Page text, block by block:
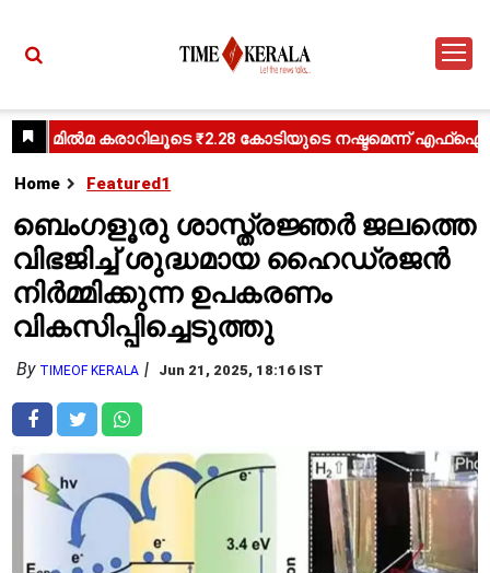
Home Featured1
ബെംഗളൂരു ശാസ്ത്രജ്ഞർ ജലത്തെ
വിഭജിച്ച് ശുദ്ധമായ ഹൈഡ്രജൻ
നിർമ്മിക്കുന്ന ഉപകരണം
വികസിപ്പിച്ചെടുത്തു
By TIMEOF KERALA Jun 21, 2025, 18:16 IST